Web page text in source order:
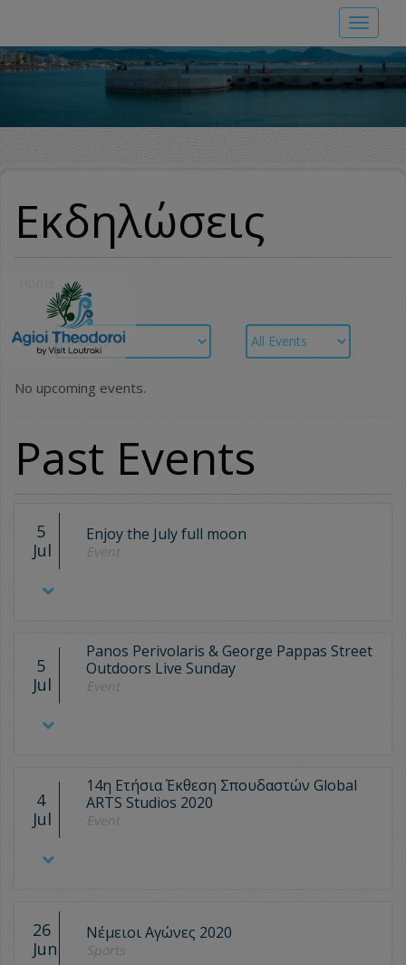
main
content
Toggle
Εκδηλώσεις
Home
No upcoming events.
Past Events
5
Jul
Enjoy the July full moon
Event
5
Jul
Panos Perivolaris & George Pappas Street
Outdoors Live Sunday
Event
4
Jul
14η Ετήσια Έκθεση Σπουδαστών Global
ARTS Studios 2020
Event
26
Jun
Νέμειοι Αγώνες 2020
Sports